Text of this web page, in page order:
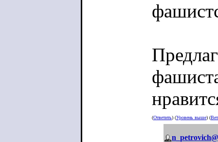
(Ответить) (Уровень выше) (